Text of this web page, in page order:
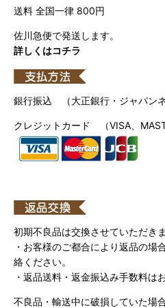
送料 全国一律 800円
佐川急便で発送します。
詳しくはコチラ
銀行振込 （大正銀行・ジャパン
クレジットカード （VISA、
初期不良品は交換させていただきま
・お客様のご都合により返品の場
絡ください。
・返品送料・返金振込み手数料は
不良品・輸送中に破損していた場